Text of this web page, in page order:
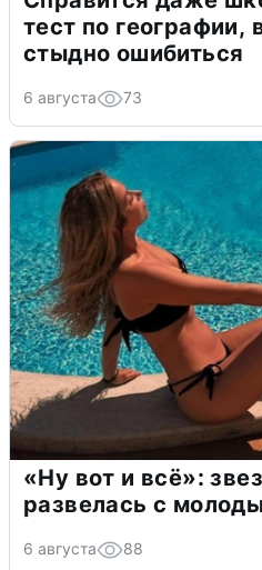
тест по географии,
стыдно ошибиться
6 августа 73
«Ну вот и всё»:
развелась с
6 августа 88